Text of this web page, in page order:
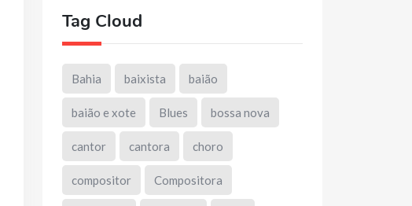
Tag Cloud
Bahia baixista baião
baião e xote Blues bossa nova
cantor cantora choro
compositor Compositora